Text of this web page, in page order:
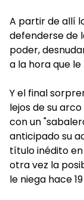
A partir de allí
defenderse de
poder,
a la hora que
Y el final
lejos de su
con un
anticipado su
título inédito
otra vez la
le niega hace